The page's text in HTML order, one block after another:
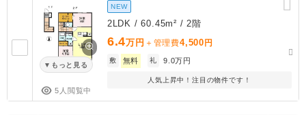
もっと見る
5人閲覧中
NEW
2LDK / 60.45m² / 2階
6.4万円 ＋管理費4,500 円
敷 無料 礼 9.0万円
人気上昇中！注目の物件です！